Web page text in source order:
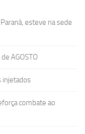
esteve na sede
AGOSTO
injetados
combate ao